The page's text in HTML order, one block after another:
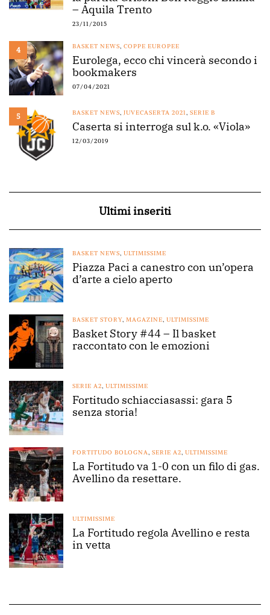
– Aquila Trento
23/11/2015
4 BASKET NEWS, COPPE EUROPEE
Eurolega, ecco chi vincerà secondo i
bookmakers
07/04/2021
5 BASKET NEWS, JUVECASERTA 2021, SERIE B
Caserta si interroga sul k.o. «Viola»
12/03/2019
Ultimi inseriti
BASKET NEWS, ULTIMISSIME
Piazza Paci a canestro con un’opera
d’arte a cielo aperto
BASKET STORY, MAGAZINE, ULTIMISSIME
Basket Story #44 – Il basket
raccontato con le emozioni
SERIE A2, ULTIMISSIME
Fortitudo schiacciasassi: gara 5
senza storia!
FORTITUDO BOLOGNA, SERIE A2, ULTIMISSIME
La Fortitudo va 1-0 con un filo di gas.
Avellino da resettare.
ULTIMISSIME
La Fortitudo regola Avellino e resta
in vetta